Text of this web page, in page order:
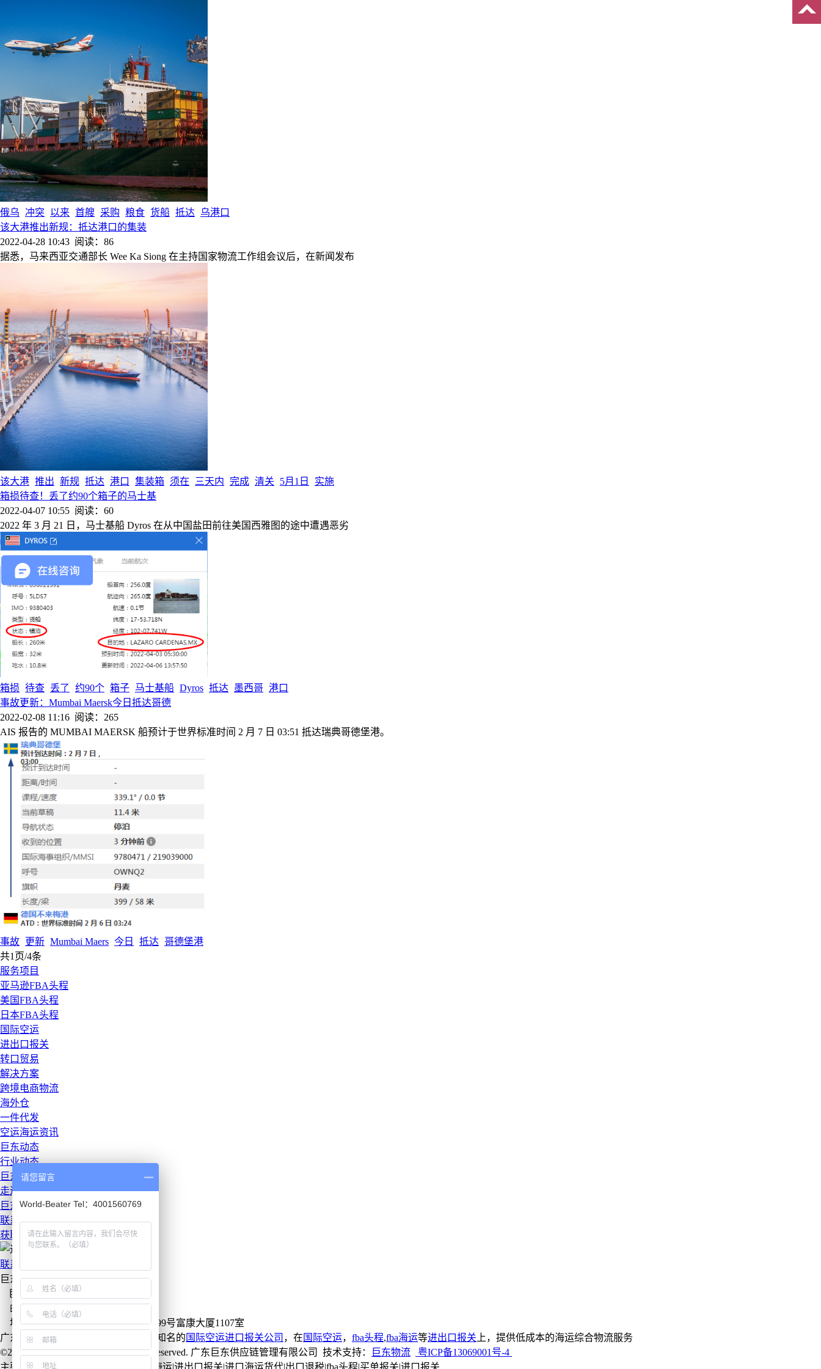
俄乌 冲突 以来 首艘 采购 粮食 货船 抵达
乌港口
该大港推出新规：抵达港口的集装
2022-04-28 10:43 阅读：86
据悉，马来西亚交通部长 Wee Ka Siong 在主持国家物流工作组会议后，在新闻发布
该大港 推出 新规 抵达 港口 集装箱 须在 三天内 完成 清关 5月1日
实施
箱损待查！丢了约90个箱子的马士基
2022-04-07 10:55 阅读：60
2022 年 3 月 21 日，马士基船 Dyros 在从中国盐田前往美国西雅图的途中遭遇恶劣
箱损 待查 丢了 约90个 箱子 马士基船 Dyros 抵达 墨西哥 港口
事故更新：Mumbai Maersk今日抵达哥德
2022-02-08 11:16 阅读：265
AIS 报告的 MUMBAI MAERSK 船预计于世界标准时间 2 月 7 日 03:51 抵达瑞典哥德堡港。
事故 更新 Mumbai Maers 今日 抵达 哥德堡港
共1页/4条
服务项目
亚马逊FBA头程
美国FBA头程
日本FBA头程
国际空运
进出口报关
转口贸易
解决方案
跨境电商物流
海外仓
一件代发
空运海运资讯
巨东动态
行业动态
巨东学院
走进巨东
巨东报关公司简介
联系巨东
获取报价
联系巨东
巨东fba海运免费热线：18925725666
巨东邮箱：info@world-beater.cn
邮 编：523000
地址：广东省东莞市黄江镇环城路99号富康大厦1107室
广东巨东供应链管理有限公司是国内知名的 国际空运进口报关公司 ，在 国际空运， fba头程,fba海运等进出口报关 上，提供低成本的海运综合物流服务
©2017 www.world-beater.cn All rights reserved. 广东巨东供应链管理有限公司 技术支持：
巨东物流
粤ICP备13069001号-4
请您留言
World-Beater Tel：4001560769